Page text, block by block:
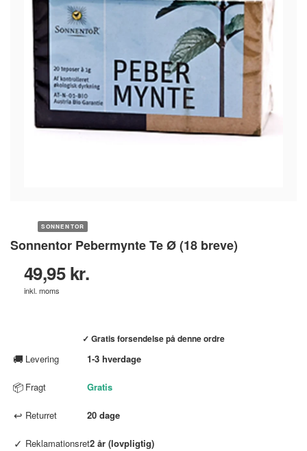
SONNENTOR
Sonnentor Pebermynte Te Ø (18 breve)
49,95 kr.
inkl. moms
✓ Gratis forsendelse på denne ordre
🚚 Levering 1-3 hverdage
📦 Fragt Gratis
↩ Returret 20 dage
✓ Reklamationsret2 år (lovpligtig)